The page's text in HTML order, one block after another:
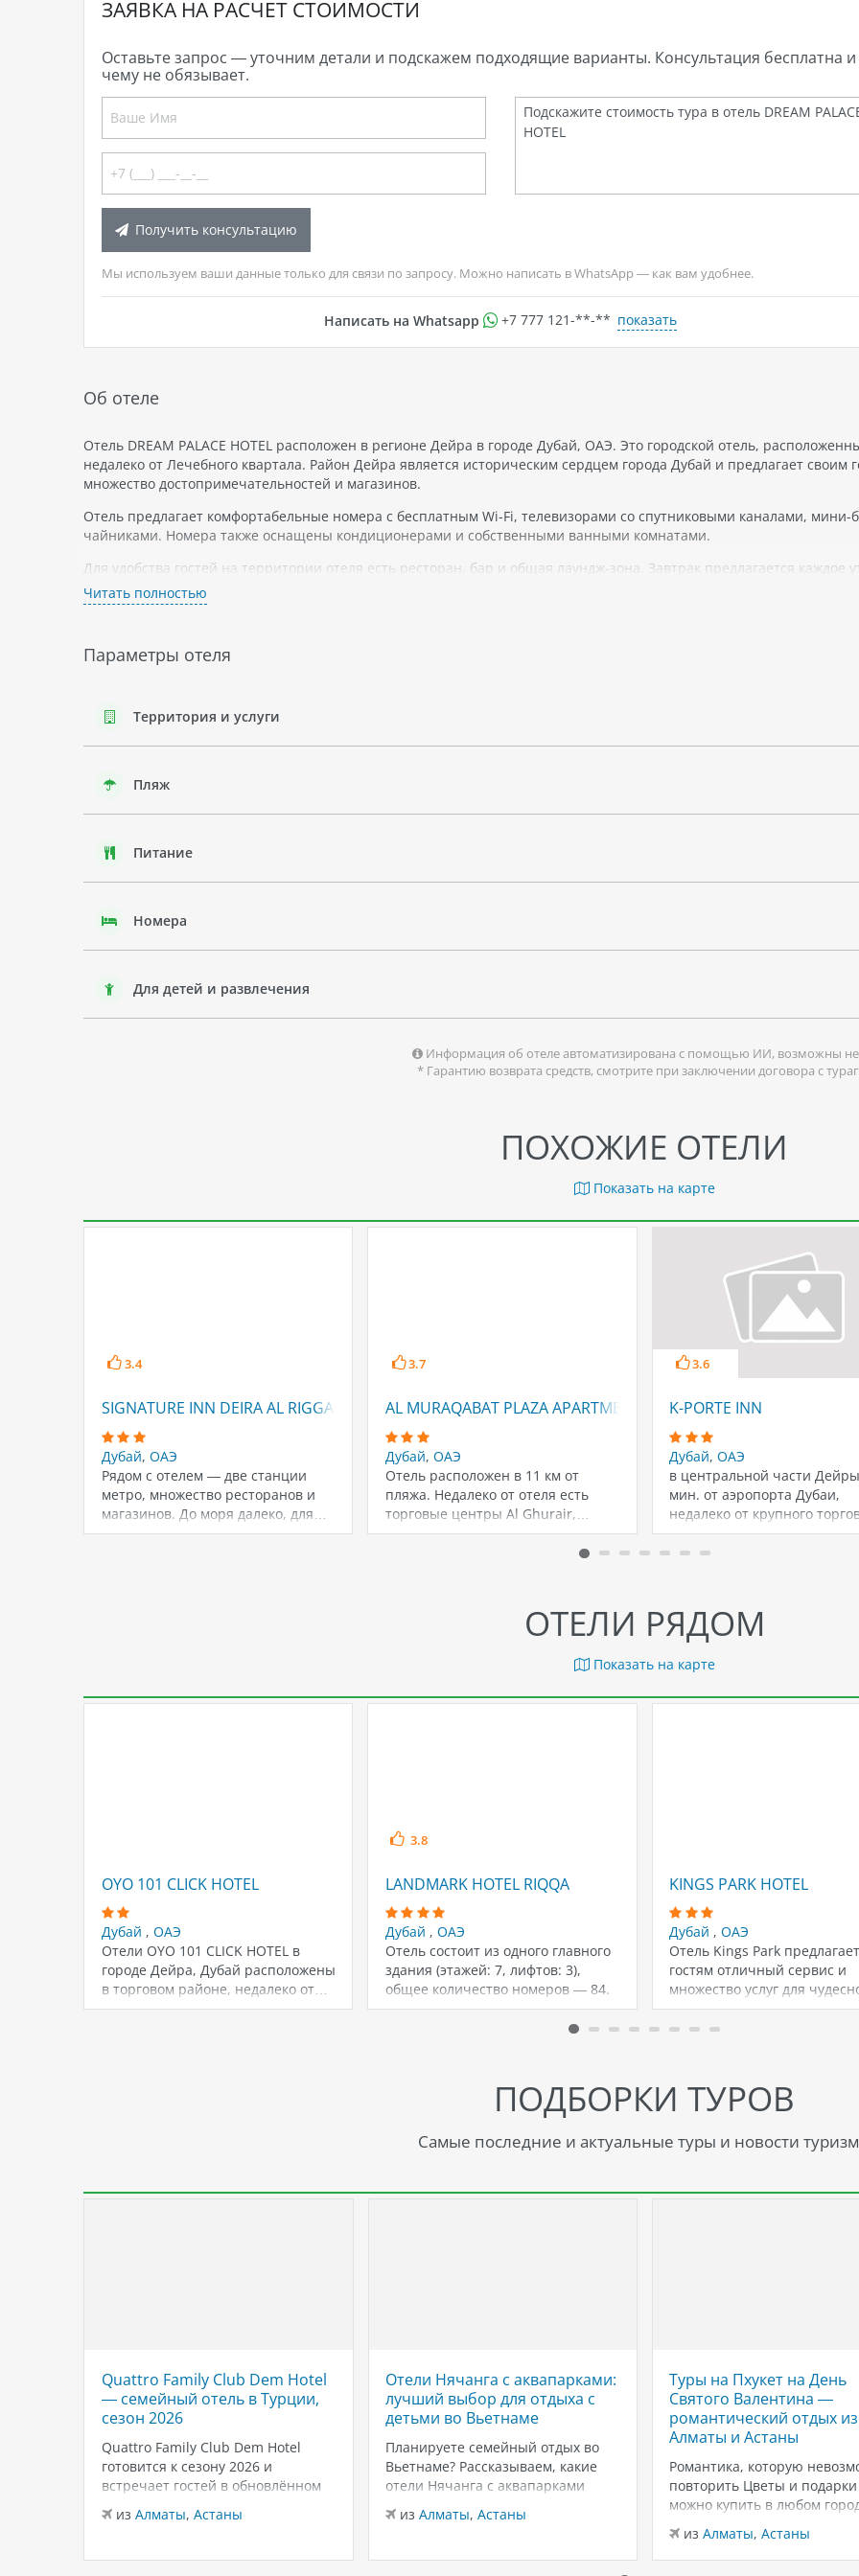
ЗАЯВКА НА РАСЧЕТ СТОИМОСТИ
Оставьте запрос — уточним детали и подскажем подходящие варианты. Консультация бесплатна и
чему не обязывает.
Получить консультацию
Мы используем ваши данные только для связи по запросу. Можно написать в WhatsApp — как вам удобнее.
Написать на Whatsapp +7 777 121-**-** показать
Об отеле
Отель DREAM PALACE HOTEL расположен в регионе Дейра в городе Дубай, ОАЭ. Это городской отель,
недалеко от Лечебного квартала. Район Дейра является историческим сердцем города Дубай и предлагает своим
множество достопримечательностей и магазинов.
Отель предлагает комфортабельные номера с бесплатным Wi-Fi, телевизорами со спутниковыми каналами, мини-
чайниками. Номера также оснащены кондиционерами и собственными ванными комнатами.
Для удобства гостей на территории отеля есть ресторан, бар и общая лаундж-зона. Завтрак предлагается каждое
Район Дейра является одним из старейших районов Дубая, здесь можно посетить музеи, такие как Музей Дубая
В целом, отель DREAM PALACE HOTEL представляется комфортным и удобным для проживания в городе Дубай,
Читать полностью
Параметры отеля
Территория и услуги
Пляж
Питание
Номера
Для детей и развлечения
Информация об отеле автоматизирована с помощью ИИ, возможны
* Гарантию возврата средств, смотрите при заключении договора с
ПОХОЖИЕ ОТЕЛИ
Показать на карте
3.4
SIGNATURE INN DEIRA AL RIGGA (EX. SMANA, FORTUNE)
Дубай, ОАЭ
Рядом с отелем — две станции
метро, множество ресторанов и
магазинов. До моря далеко, для…
3.7
AL MURAQABAT PLAZA APARTMENTS
Дубай, ОАЭ
Отель расположен в 11 км от
пляжа. Недалеко от отеля есть
торговые центры Al Ghurair,…
3.6
K-PORTE INN
Дубай, ОАЭ
в центральной части
мин. от аэропорта Дубаи,
недалеко от крупного
центра…
ОТЕЛИ РЯДОМ
Показать на карте
OYO 101 CLICK HOTEL
Дубай , ОАЭ
Отели OYO 101 CLICK HOTEL в
городе Дейра, Дубай расположены
в торговом районе, недалеко от…
3.8
LANDMARK HOTEL RIQQA
Дубай , ОАЭ
Отель состоит из одного главного
здания (этажей: 7, лифтов: 3),
общее количество номеров — 84.
KINGS PARK HOTEL
Дубай , ОАЭ
Отель Kings Park предлагает
гостям отличный сервис и
множество услуг для
отдыха. В отеле…
ПОДБОРКИ ТУРОВ
Самые последние и актуальные туры и новости
Quattro Family Club Dem Hotel
— семейный отель в Турции,
сезон 2026
Quattro Family Club Dem Hotel
готовится к сезону 2026 и
встречает гостей в обновлённом
формате, делая ставку на
повышенный комфорт,
спокойного семейного отдыха у
из Алматы, Астаны
Отели Нячанга с аквапарками:
лучший выбор для отдыха с
детьми во Вьетнаме
Планируете семейный отдых во
Вьетнаме? Рассказываем, какие
отели Нячанга с аквапарками
подойдут для отдыха с детьми:
бассейны, горки, пляжи и
Нячанг — один из самых
из Алматы, Астаны
Туры на Пхукет на День
Святого Валентина —
романтический отдых из
Алматы и Астаны
Романтика, которую
повторить Цветы и подарки
можно купить в любом
вот тёплый песок, закаты у
Андаманского моря и
дней только для вас двоих
изАлматы,Астаны